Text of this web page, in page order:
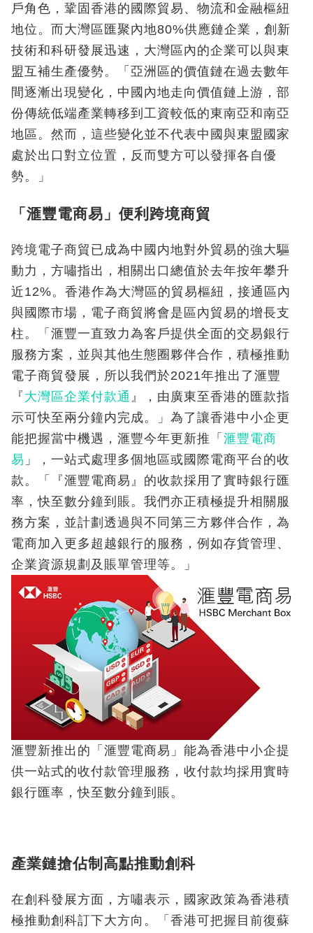
戶角色，鞏固香港的國際貿易、物流和金融樞紐
地位。而大灣區匯聚內地80%供應鏈企業，創新
技術和科研發展迅速，大灣區內的企業可以與東
盟互補生產優勢。「亞洲區的價值鏈在過去數年
間逐漸出現變化，中國內地走向價值鏈上游，部
份傳統低端產業轉移到工資較低的東南亞和南亞
地區。然而，這些變化並不代表中國與東盟國家
處於出口對立位置，反而雙方可以發揮各自優
勢。」
「滙豐電商易」便利跨境商貿
跨境電子商貿已成為中國内地對外貿易的強大驅
動力，方嘯指出，相關出口總值於去年按年攀升
近12%。香港作為大灣區的貿易樞紐，接通區內
與國際市場，電子商貿將會是區內貿易的增長支
柱。「滙豐一直致力為客戶提供全面的交易銀行
服務方案，並與其他生態圈夥伴合作，積極推動
電子商貿發展，所以我們於2021年推出了滙豐
『 大灣區企業付款通 』，由廣東至香港的匯款指
示可快至兩分鐘内完成。」為了讓香港中小企更
能把握當中機遇，滙豐今年更新推「 滙豐電商
易 」，一站式處理多個地區或國際電商平台的收
款。「『滙豐電商易』的收款採用了實時銀行匯
率，快至數分鐘到賬。我們亦正積極提升相關服
務方案，並計劃透過與不同第三方夥伴合作，為
電商加入更多超越銀行的服務，例如存貨管理、
企業資源規劃及賬單管理等。」
滙豐新推出的「滙豐電商易」能為香港中小企提
供一站式的收付款管理服務，收付款均採用實時
銀行匯率，快至數分鐘到賬。
產業鏈搶佔制高點推動創科
在創科發展方面，方嘯表示，國家政策為香港積
極推動創科訂下大方向。「香港可把握目前復蘇